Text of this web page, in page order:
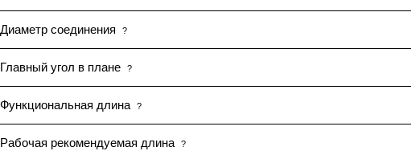
Диаметр соединения ?
Главный угол в плане ?
Функциональная длина ?
Рабочая рекомендуемая длина ?